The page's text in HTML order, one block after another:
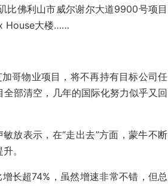
比佛利山市威尔谢尔大道9900号项目
House大楼……
哥物业项目，将不再持有目标公司任
部清空，几年的国际化努力似乎又回
放表示，在“走出去”方面，蒙牛不断
。
长超74%，虽然增速非常不错，但总